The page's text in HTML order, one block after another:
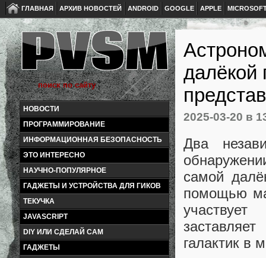
ГЛАВНАЯ АРХИВ НОВОСТЕЙ ANDROID GOOGLE APPLE
НОВОСТИ
ПРОГРАММИРОВАНИЕ
ИНФОРМАЦИОННАЯ БЕЗОПАСНОСТЬ
ЭТО ИНТЕРЕСНО
НАУЧНО-ПОПУЛЯРНОЕ
ГАДЖЕТЫ И УСТРОЙСТВА ДЛЯ ГИКОВ
ТЕКУЧКА
JAVASCRIPT
DIY ИЛИ СДЕЛАЙ САМ
ГАДЖЕТЫ
далёкой
2025-03-20 в
Два
самой
помощью
галактик в